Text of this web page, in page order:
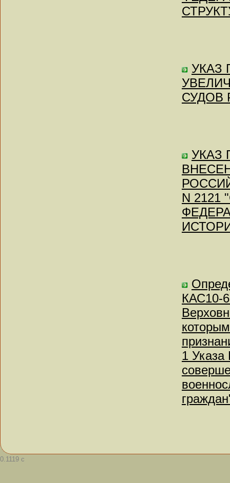
УКАЗ
СУДОВ
УКАЗ
N
КАС10-
1
0.1119 с